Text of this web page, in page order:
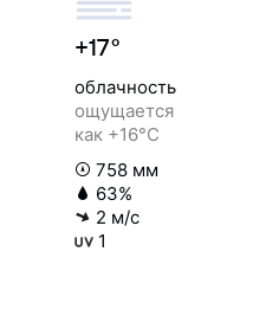
+17°
облачность
ощущается
как +16°C
758 мм
63%
2 м/с
1